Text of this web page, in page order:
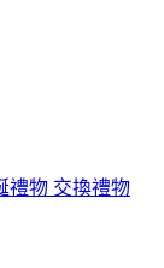
禮物 交換禮物